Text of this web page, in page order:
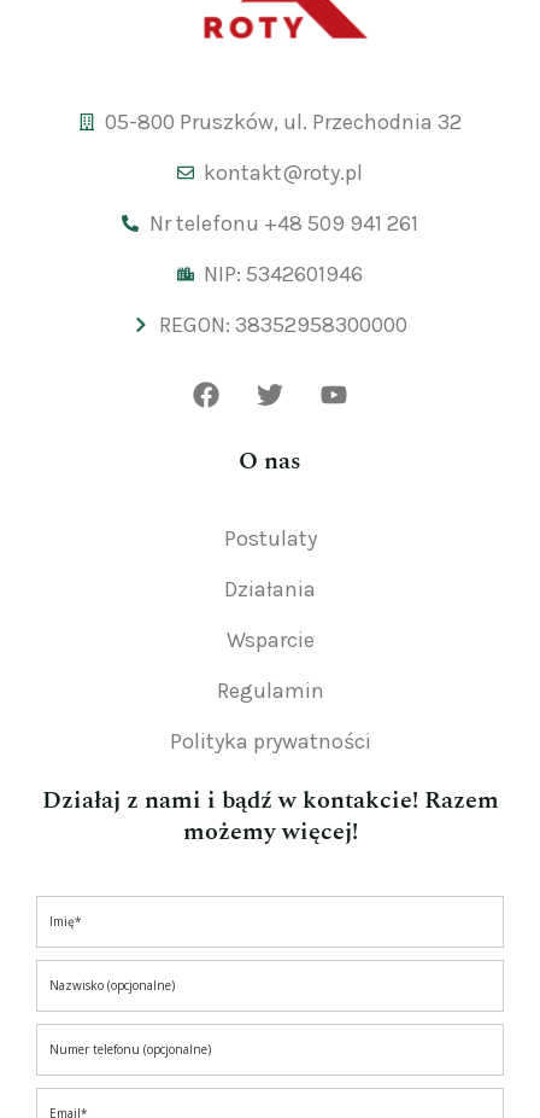
05-800 Pruszków, ul. Przechodnia 32
kontakt@roty.pl
Nr telefonu +48 509 941 261
NIP: 5342601946
REGON: 38352958300000
O nas
Postulaty
Działania
Wsparcie
Regulamin
Polityka prywatności
Działaj z nami i bądź w kontakcie! Razem
możemy więcej!